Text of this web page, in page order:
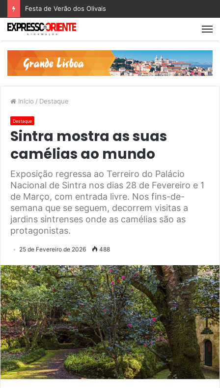
Festa de Verão dos Olivais
Início / Destaque
Destaque
Sintra mostra as suas
camélias ao mundo
Exposição regressa ao Terreiro do Palácio
Nacional de Sintra nos dias 28 de Fevereiro e 1
de Março, com entrada livre. Nos fins-de-
semana que se seguem, decorrem visitas a
jardins sintrenses onde as camélias são as
protagonistas.
25 de Fevereiro de 2026 488